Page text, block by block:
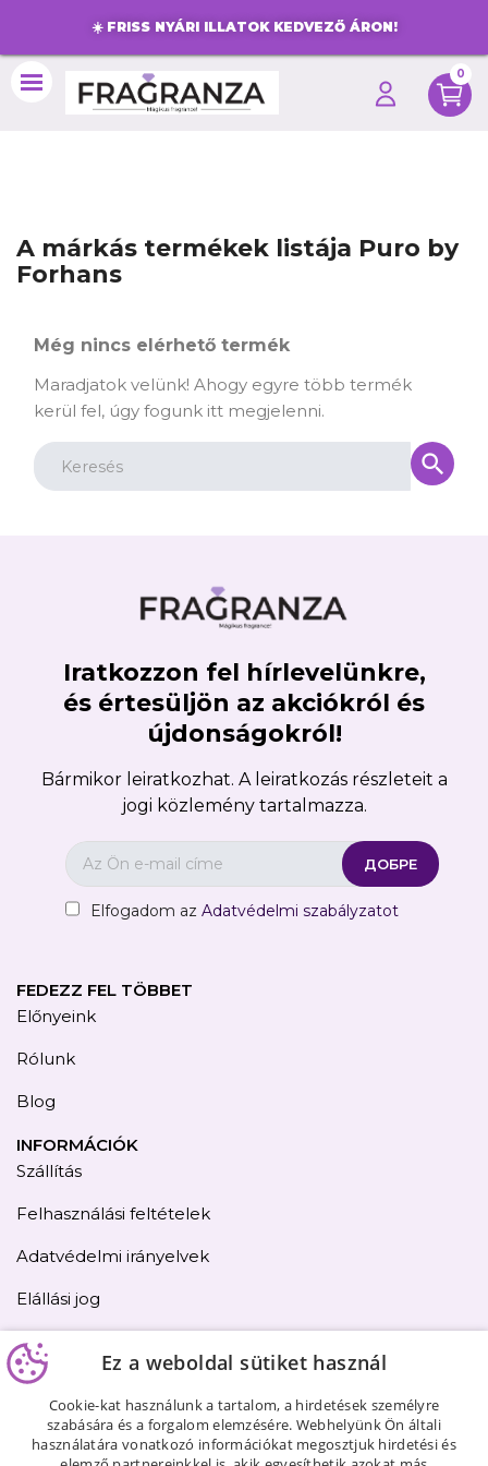
☀️ FRISS NYÁRI ILLATOK KEDVEZŐ ÁRON!
0
A márkás termékek listája Puro by
Forhans
Még nincs elérhető termék
Maradjatok velünk! Ahogy egyre több termék
kerül fel, úgy fogunk itt megjelenni.
search
Iratkozzon fel hírlevelünkre,
és értesüljön az akciókról és
újdonságokról!
Bármikor leiratkozhat. A leiratkozás részleteit a
jogi közlemény tartalmazza.
Elfogadom az Adatvédelmi szabályzatot
FEDEZZ FEL TÖBBET
Előnyeink
Rólunk
Blog
INFORMÁCIÓK
Szállítás
Felhasználási feltételek
Adatvédelmi irányelvek
Elállási jog
Kapcsolat
Oldaltérkép
Create wishlist ×
Отказ Create wishlist
Ez a weboldal sütiket használ
Cookie-kat használunk a tartalom, a hirdetések személyre
szabására és a forgalom elemzésére. Webhelyünk Ön általi
használatára vonatkozó információkat megosztjuk hirdetési és